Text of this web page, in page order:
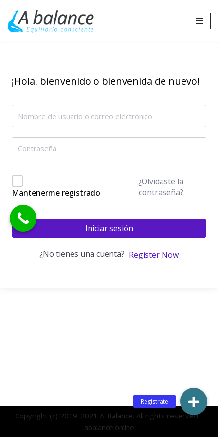
Saltar
¡Hola, bienvenido o bienvenida de nuevo!
Mantenerme registrado
¿Olvidaste la
contraseña?
Iniciar sesión
¿No tienes una cuenta? Register Now
Copyright (c) 2019-2021 A-Balance. All rights reserved -
abalance.online